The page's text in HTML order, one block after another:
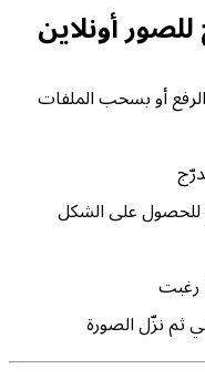
أونلاين
أو بسحب الملفات
على الشكل
رغبت
ثم نزّل الصورة